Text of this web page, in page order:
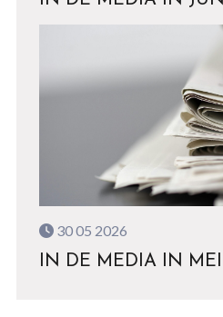
30 05 2026
IN DE MEDIA IN MEI